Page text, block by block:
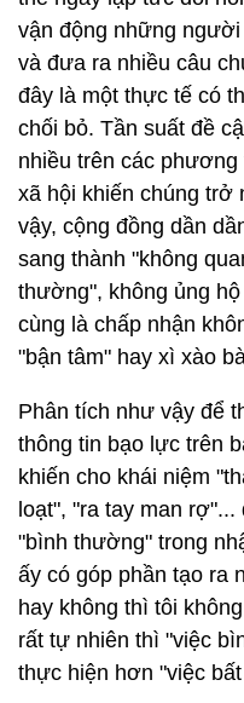
vận động những
và đưa ra nhiều câu
đây là một thực tế có
chối bỏ. Tần suất đề
nhiều trên các
xã hội khiến chúng trở
vậy, cộng đồng dần
sang thành "không
thường", không ủng
cùng là chấp nhận
"bận tâm" hay xì xào
Phân tích như vậy để
thông tin bạo lực trên
khiến cho khái niệm
loạt", "ra tay man
"bình thường" trong
ấy có góp phần tạo ra
hay không thì tôi
rất tự nhiên thì "việc
thực hiện hơn "việc